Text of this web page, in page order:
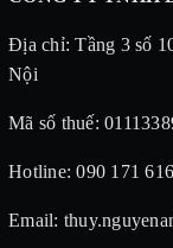
Địa chỉ: Tầng 3 số
Nội
Mã số thuế:
Hotline: 090 171
Email: